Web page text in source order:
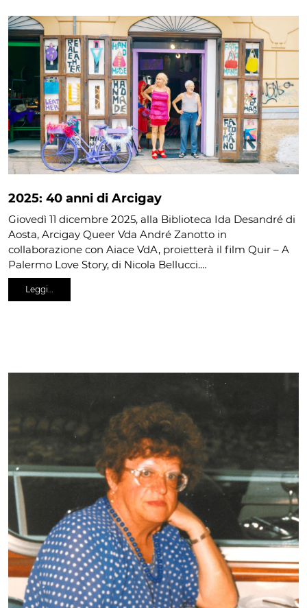
2025: 40 anni di Arcigay
Giovedì 11 dicembre 2025, alla Biblioteca Ida Desandré di
Aosta, Arcigay Queer Vda André Zanotto in
collaborazione con Aiace VdA, proietterà il film Quir – A
Palermo Love Story, di Nicola Bellucci.…
Leggi…